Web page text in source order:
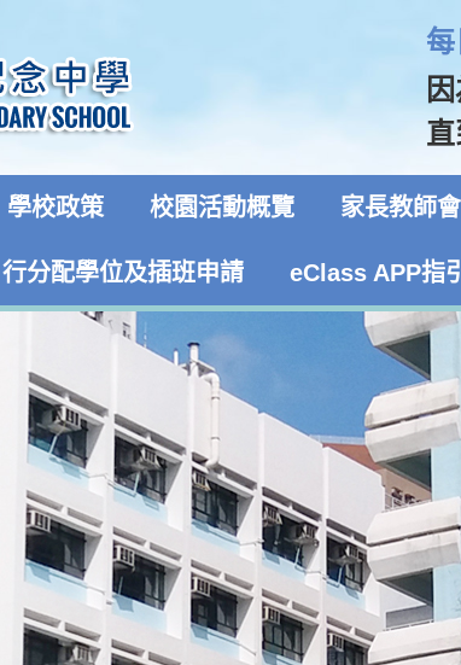
直
學校政策 校園活動概覽 家長教師會
分配學位及插班申請 eClass APP指引